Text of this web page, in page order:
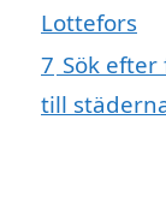
Lottefors
7 Sök
till